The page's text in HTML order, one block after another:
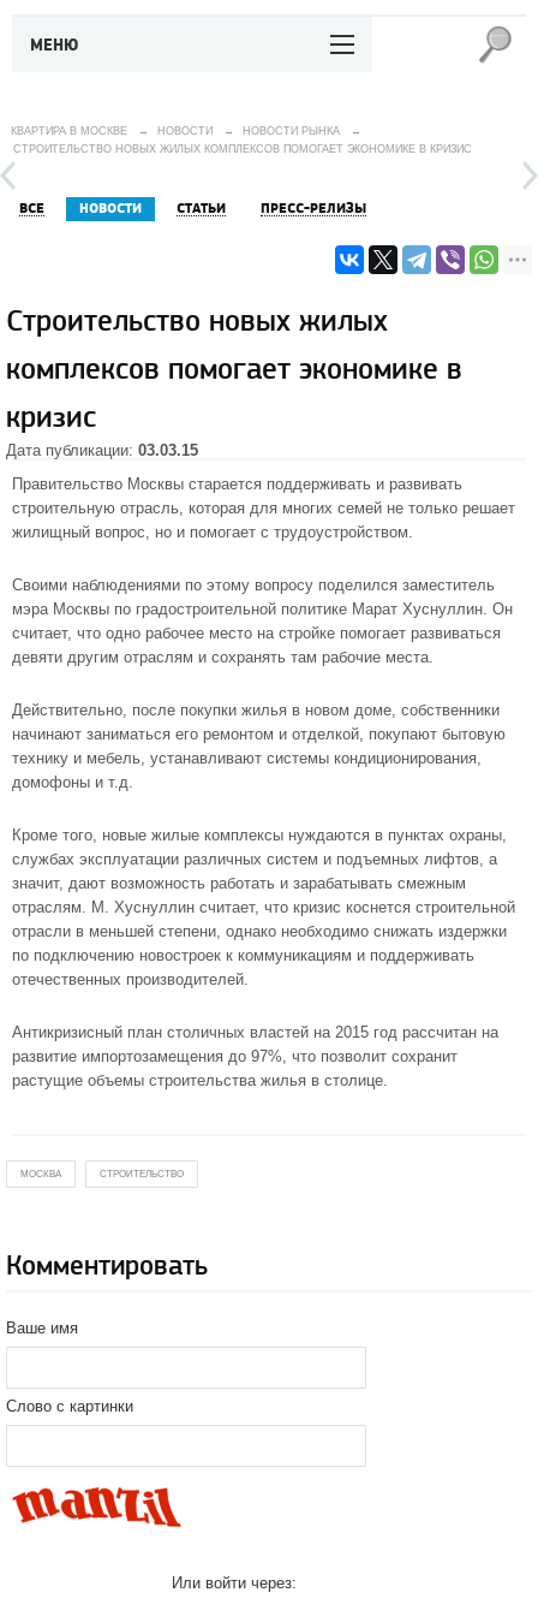
МЕНЮ
КВАРТИРА В МОСКВЕ → НОВОСТИ → НОВОСТИ РЫНКА
→
СТРОИТЕЛЬСТВО НОВЫХ ЖИЛЫХ КОМПЛЕКСОВ ПОМОГАЕТ ЭКОНОМИКЕ В КРИЗИС
ВСЕ НОВОСТИ СТАТЬИ ПРЕСС-РЕЛИЗЫ
Строительство новых жилых
комплексов помогает экономике в
кризис
Дата публикации: 03.03.15
Правительство Москвы старается поддерживать и развивать
строительную отрасль, которая для многих семей не только решает
жилищный вопрос, но и помогает с трудоустройством.
Своими наблюдениями по этому вопросу поделился заместитель
мэра Москвы по градостроительной политике Марат Хуснуллин. Он
считает, что одно рабочее место на стройке помогает развиваться
девяти другим отраслям и сохранять там рабочие места.
Действительно, после покупки жилья в новом доме, собственники
начинают заниматься его ремонтом и отделкой, покупают бытовую
технику и мебель, устанавливают системы кондиционирования,
домофоны и т.д.
Кроме того, новые жилые комплексы нуждаются в пунктах охраны,
службах эксплуатации различных систем и подъемных лифтов, а
значит, дают возможность работать и зарабатывать смежным
отраслям. М. Хуснуллин считает, что кризис коснется строительной
отрасли в меньшей степени, однако необходимо снижать издержки
по подключению новостроек к коммуникациям и поддерживать
отечественных производителей.
Антикризисный план столичных властей на 2015 год рассчитан на
развитие импортозамещения до 97%, что позволит сохранит
растущие объемы строительства жилья в столице.
МОСКВА СТРОИТЕЛЬСТВО
Комментировать
Ваше имя
Слово с картинки
Или войти через: